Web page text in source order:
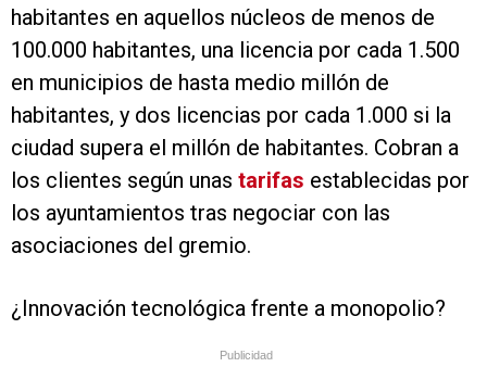
habitantes en aquellos núcleos de menos de
100.000 habitantes, una licencia por cada 1.500
en municipios de hasta medio millón de
habitantes, y dos licencias por cada 1.000 si la
ciudad supera el millón de habitantes. Cobran a
los clientes según unas tarifas establecidas por
los ayuntamientos tras negociar con las
asociaciones del gremio.
¿Innovación tecnológica frente a monopolio?
Publicidad